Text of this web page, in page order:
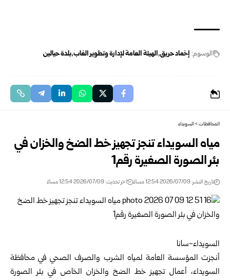
الوسوم: إخماد حريق الهيئة العامة لإدارة وتطوير الغاب بلدة حيالين
المحافظات>السويداء
مياه السويداء تنجز تجهيز خط الضخ والخزان في
بئر الصورة الصغيرة رقم1
تاريخ النشر: 2026/07/09 12:54 مساءً اخر تحديث: 2026/07/09 12:54 مساءً
السويداء-سانا
أنجزت المؤسسة العامة لمياه الشرب والصرف الصحي في محافظة
السويداء، أعمال تجهيز خط الضخ والخزان الخاص في بئر الصورة